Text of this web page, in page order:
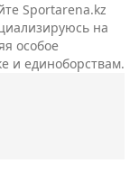
Sportarena.kz
на
особое
и единоборствам.